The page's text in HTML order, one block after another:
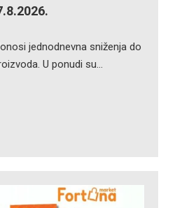
jednodnevna sniženja do
U ponudi su…